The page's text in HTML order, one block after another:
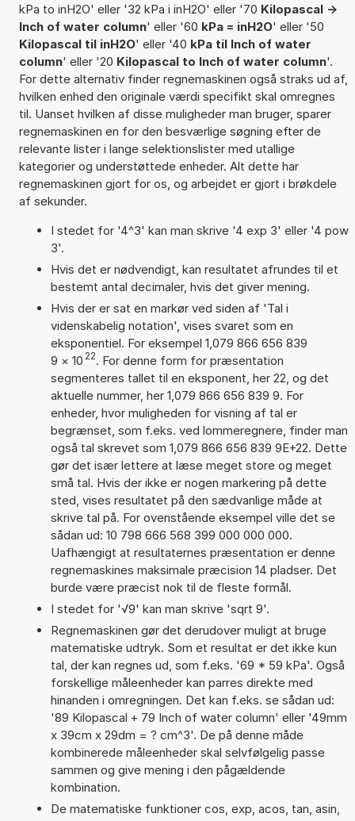
kPa to inH2O' eller '32 kPa i inH2O' eller '70 Kilopascal ->
Inch of water column' eller '60 kPa = inH2O' eller '50
Kilopascal til inH2O' eller '40 kPa til Inch of water
column' eller '20 Kilopascal to Inch of water column'.
For dette alternativ finder regnemaskinen også straks ud af,
hvilken enhed den originale værdi specifikt skal omregnes
til. Uanset hvilken af disse muligheder man bruger, sparer
regnemaskinen en for den besværlige søgning efter de
relevante lister i lange selektionslister med utallige
kategorier og understøttede enheder. Alt dette har
regnemaskinen gjort for os, og arbejdet er gjort i brøkdele
af sekunder.
I stedet for '4^3' kan man skrive '4 exp 3' eller '4 pow
3'.
Hvis det er nødvendigt, kan resultatet afrundes til et
bestemt antal decimaler, hvis det giver mening.
Hvis der er sat en markør ved siden af 'Tal i
videnskabelig notation', vises svaret som en
eksponentiel. For eksempel 1,079 866 656 839
9 × 10 22. For denne form for præsentation
segmenteres tallet til en eksponent, her 22, og det
aktuelle nummer, her 1,079 866 656 839 9. For
enheder, hvor muligheden for visning af tal er
begrænset, som f.eks. ved lommeregnere, finder man
også tal skrevet som 1,079 866 656 839 9E+22. Dette
gør det især lettere at læse meget store og meget
små tal. Hvis der ikke er nogen markering på dette
sted, vises resultatet på den sædvanlige måde at
skrive tal på. For ovenstående eksempel ville det se
sådan ud: 10 798 666 568 399 000 000 000.
Uafhængigt at resultaternes præsentation er denne
regnemaskines maksimale præcision 14 pladser. Det
burde være præcist nok til de fleste formål.
I stedet for '√9' kan man skrive 'sqrt 9'.
Regnemaskinen gør det derudover muligt at bruge
matematiske udtryk. Som et resultat er det ikke kun
tal, der kan regnes ud, som f.eks. '69 * 59 kPa'. Også
forskellige måleenheder kan parres direkte med
hinanden i omregningen. Det kan f.eks. se sådan ud:
'89 Kilopascal + 79 Inch of water column' eller '49mm
x 39cm x 29dm = ? cm^3'. De på denne måde
kombinerede måleenheder skal selvfølgelig passe
sammen og give mening i den pågældende
kombination.
De matematiske funktioner cos, exp, acos, tan, asin,